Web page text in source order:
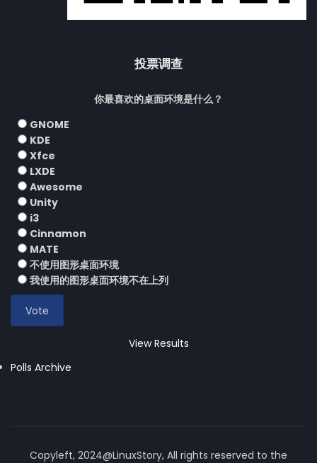
投票调查
你最喜欢的桌面环境是什么？
GNOME
KDE
Xfce
LXDE
Awesome
Unity
i3
Cinnamon
MATE
不使用图形桌面环境
我使用的图形桌面环境不在上列
View Results
Polls Archive
Copyleft, 2024@LinuxStory, All rights reserved to the